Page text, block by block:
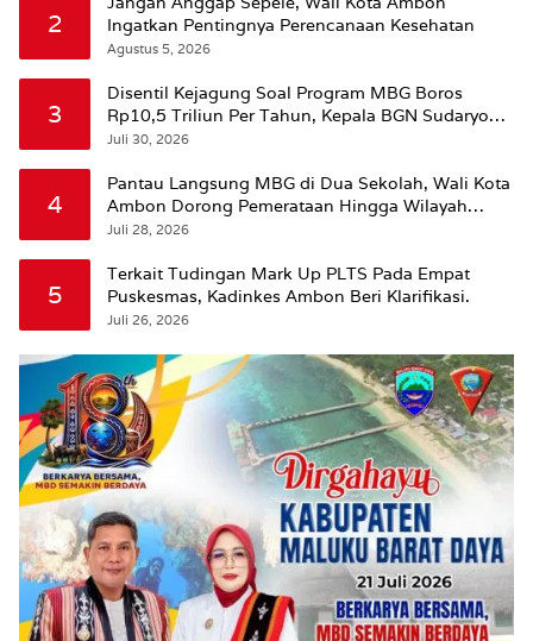
2
Ingatkan Pentingnya Perencanaan Kesehatan
Agustus 5, 2026
3
Disentil Kejagung Soal Program MBG Boros
Rp10,5 Triliun Per Tahun, Kepala BGN Sudaryono
Beri Penjelasan
Juli 30, 2026
4
Pantau Langsung MBG di Dua Sekolah, Wali Kota
Ambon Dorong Pemerataan Hingga Wilayah
Leitimur Selatan
Juli 28, 2026
5
Terkait Tudingan Mark Up PLTS Pada Empat
Puskesmas, Kadinkes Ambon Beri Klarifikasi.
Juli 26, 2026